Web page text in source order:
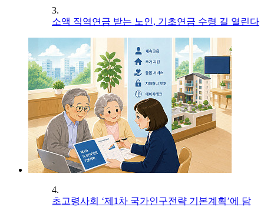
3.
소액 직역연금 받는 노인, 기초연금 수령 길 열린다
4.
초고령사회 ‘제1차 국가인구전략 기본계획’에 담